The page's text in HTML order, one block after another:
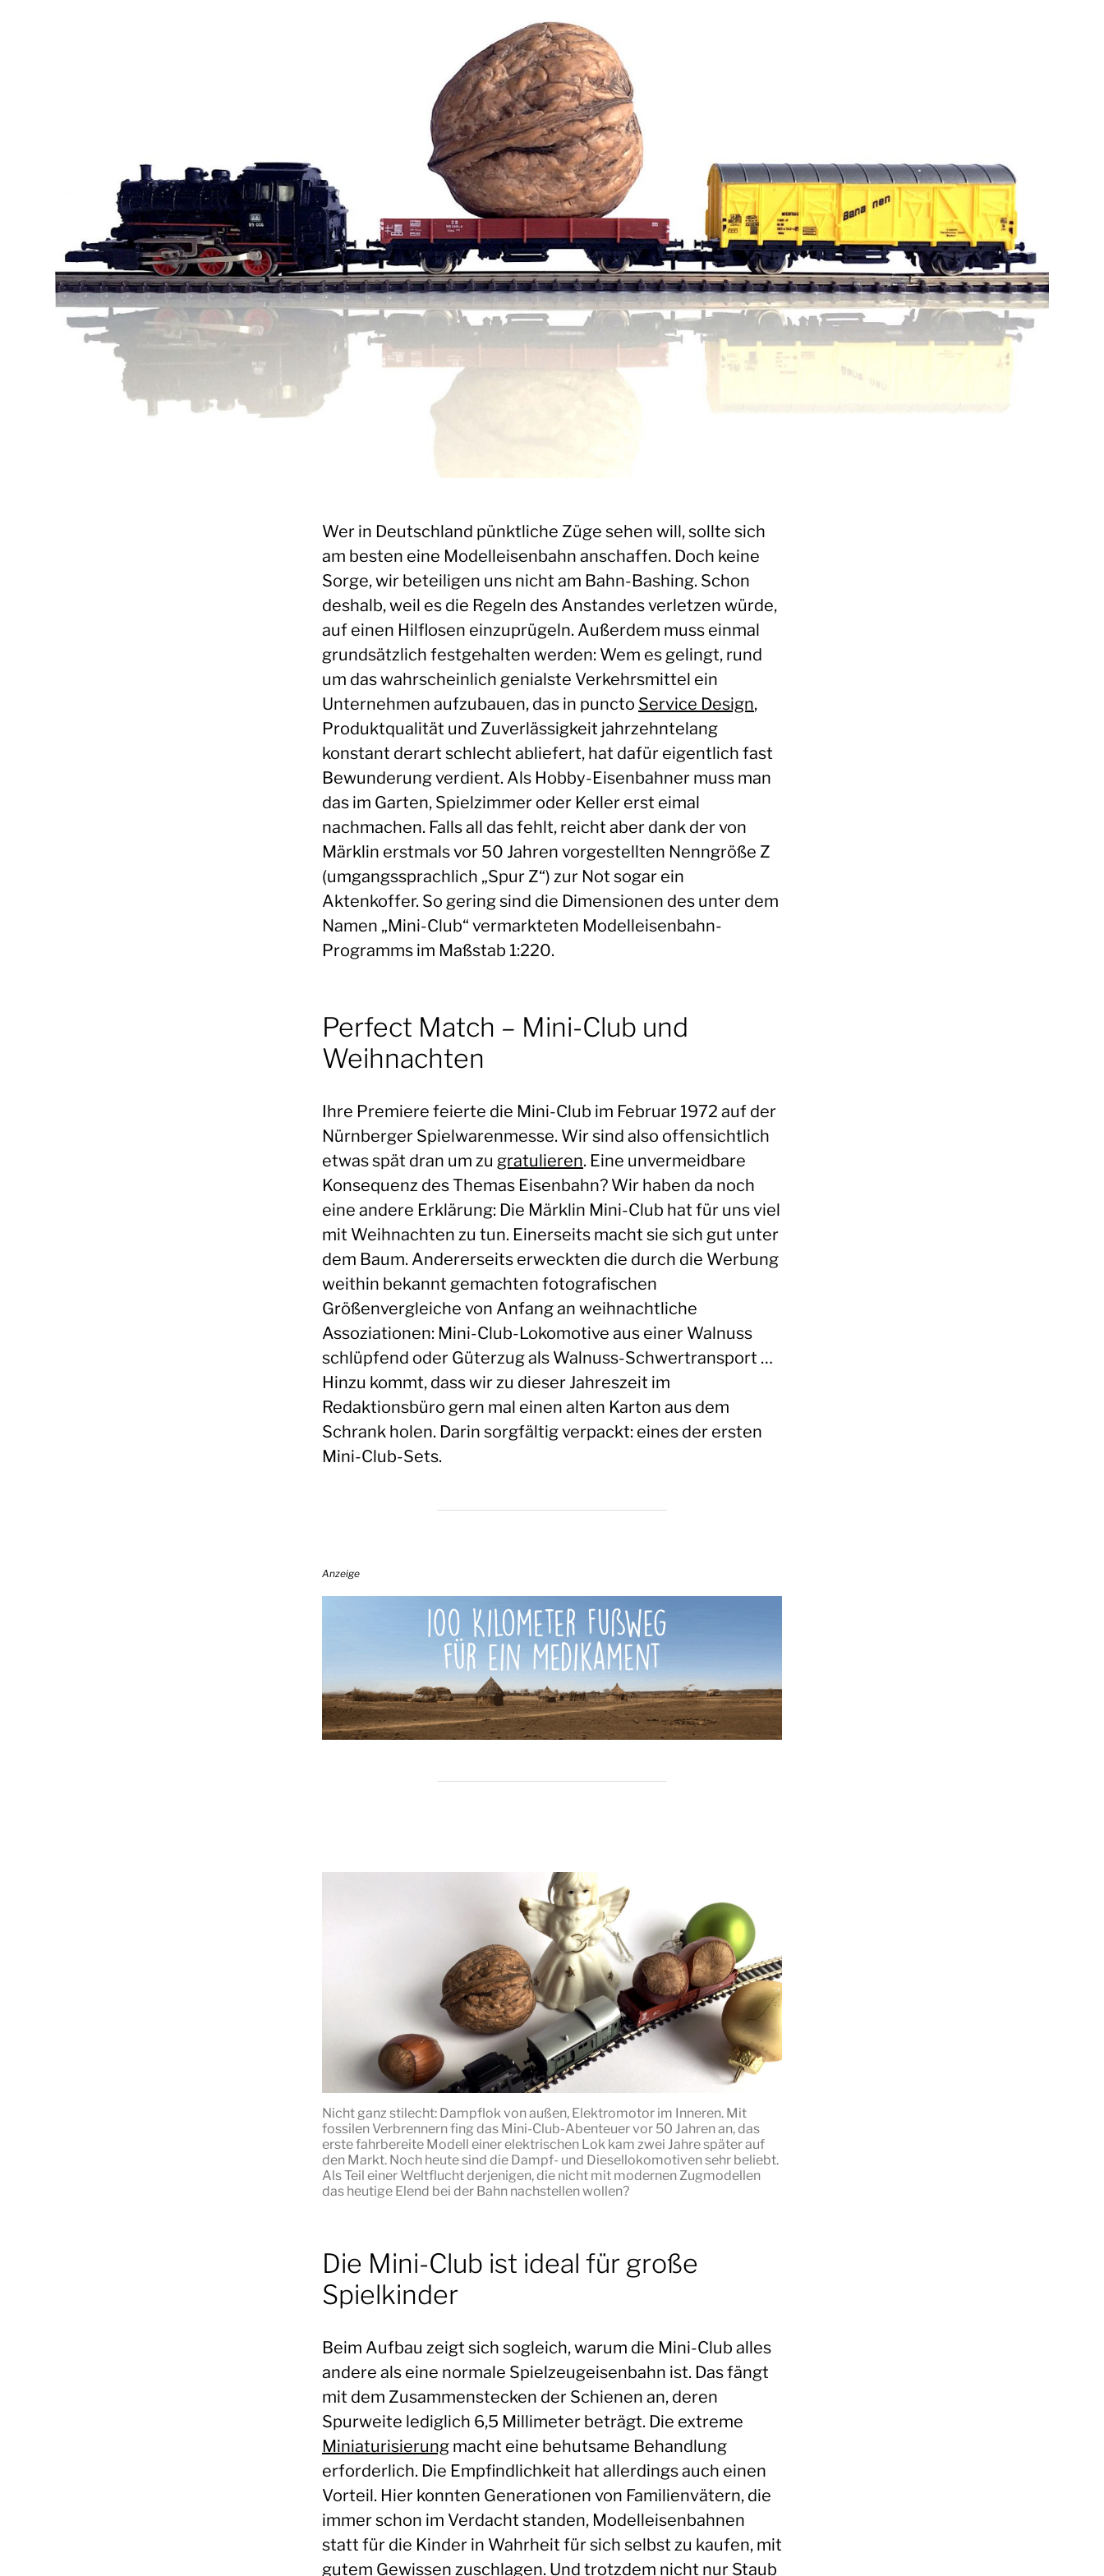
Wer in Deutschland pünktliche Züge sehen will, sollte sich
am besten eine Modelleisenbahn anschaffen. Doch keine
Sorge, wir beteiligen uns nicht am Bahn-Bashing. Schon
deshalb, weil es die Regeln des Anstandes verletzen würde,
auf einen Hilflosen einzuprügeln. Außerdem muss einmal
grundsätzlich festgehalten werden: Wem es gelingt, rund
um das wahrscheinlich genialste Verkehrsmittel ein
Unternehmen aufzubauen, das in puncto Service Design,
Produktqualität und Zuverlässigkeit jahrzehntelang
konstant derart schlecht abliefert, hat dafür eigentlich fast
Bewunderung verdient. Als Hobby-Eisenbahner muss man
das im Garten, Spielzimmer oder Keller erst eimal
nachmachen. Falls all das fehlt, reicht aber dank der von
Märklin erstmals vor 50 Jahren vorgestellten Nenngröße Z
(umgangssprachlich „Spur Z“) zur Not sogar ein
Aktenkoffer. So gering sind die Dimensionen des unter dem
Namen „Mini-Club“ vermarkteten Modelleisenbahn-
Programms im Maßstab 1:220.
Perfect Match – Mini-Club und
Weihnachten
Ihre Premiere feierte die Mini-Club im Februar 1972 auf der
Nürnberger Spielwarenmesse. Wir sind also offensichtlich
etwas spät dran um zu gratulieren. Eine unvermeidbare
Konsequenz des Themas Eisenbahn? Wir haben da noch
eine andere Erklärung: Die Märklin Mini-Club hat für uns viel
mit Weihnachten zu tun. Einerseits macht sie sich gut unter
dem Baum. Andererseits erweckten die durch die Werbung
weithin bekannt gemachten fotografischen
Größenvergleiche von Anfang an weihnachtliche
Assoziationen: Mini-Club-Lokomotive aus einer Walnuss
schlüpfend oder Güterzug als Walnuss-Schwertransport …
Hinzu kommt, dass wir zu dieser Jahreszeit im
Redaktionsbüro gern mal einen alten Karton aus dem
Schrank holen. Darin sorgfältig verpackt: eines der ersten
Mini-Club-Sets.
Anzeige
Nicht ganz stilecht: Dampflok von außen, Elektromotor im Inneren. Mit
fossilen Verbrennern fing das Mini-Club-Abenteuer vor 50 Jahren an, das
erste fahrbereite Modell einer elektrischen Lok kam zwei Jahre später auf
den Markt. Noch heute sind die Dampf- und Diesellokomotiven sehr beliebt.
Als Teil einer Weltflucht derjenigen, die nicht mit modernen Zugmodellen
das heutige Elend bei der Bahn nachstellen wollen?
Die Mini-Club ist ideal für große
Spielkinder
Beim Aufbau zeigt sich sogleich, warum die Mini-Club alles
andere als eine normale Spielzeugeisenbahn ist. Das fängt
mit dem Zusammenstecken der Schienen an, deren
Spurweite lediglich 6,5 Millimeter beträgt. Die extreme
Miniaturisierung macht eine behutsame Behandlung
erforderlich. Die Empfindlichkeit hat allerdings auch einen
Vorteil. Hier konnten Generationen von Familienvätern, die
immer schon im Verdacht standen, Modelleisenbahnen
statt für die Kinder in Wahrheit für sich selbst zu kaufen, mit
gutem Gewissen zuschlagen. Und trotzdem nicht nur Staub